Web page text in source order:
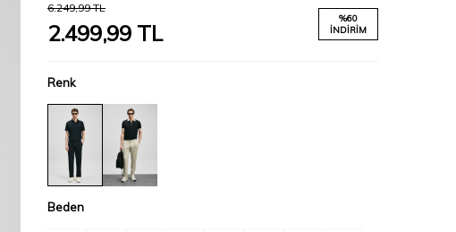
6.249,99TL
2.499,99 TL
%60
İNDIRIM
Renk
Beden